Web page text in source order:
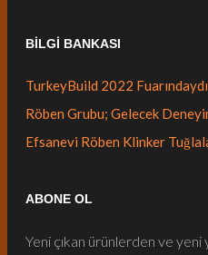
BILGI BANKASI
TurkeyBuild 2022
Röben Grubu; Gelecek
Efsanevi Röben Klinker
ABONE OL
Yeni çıkan ürünlerden ve yeni